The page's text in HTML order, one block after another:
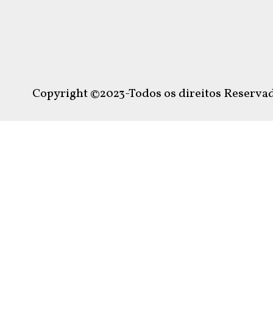
Copyright ©2023-Todos os direitos